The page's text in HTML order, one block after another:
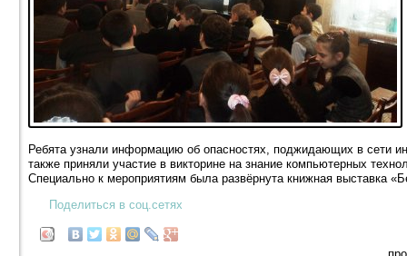
Ребята узнали информацию об опасностях, поджидающих в сети
также приняли участие в викторине на знание компьютерных
Специально к мероприятиям была развёрнута книжная выставка
Поделиться в соц.сетях